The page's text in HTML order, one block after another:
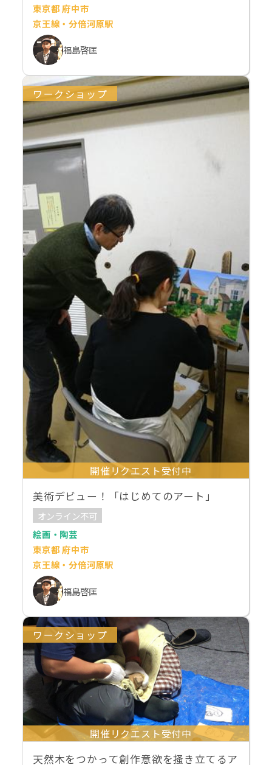
東京都 府中市
京王線・分倍河原駅
福島啓匡
ワークショップ
開催リクエスト受付中
美術デビュー！「はじめてのアート」
オンライン不可
絵画・陶芸
東京都 府中市
京王線・分倍河原駅
福島啓匡
ワークショップ
開催リクエスト受付中
天然木をつかって創作意欲を掻き立てるア